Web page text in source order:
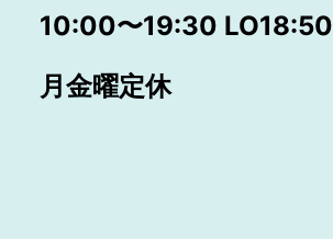
10:00〜19:30 LO18:50
月金曜定休